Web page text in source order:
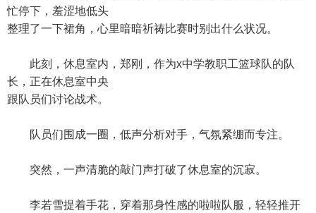
忙停下，羞涩地低头
整理了一下裙角，心里暗暗祈祷比赛时别出什么状况。
此刻，休息室内，郑刚，作为x中学教职工篮球队的队
长，正在休息室中央
跟队员们讨论战术。
队员们围成一圈，低声分析对手，气氛紧绷而专注。
突然，一声清脆的敲门声打破了休息室的沉寂。
李若雪提着手花，穿着那身性感的啦啦队服，轻轻推开